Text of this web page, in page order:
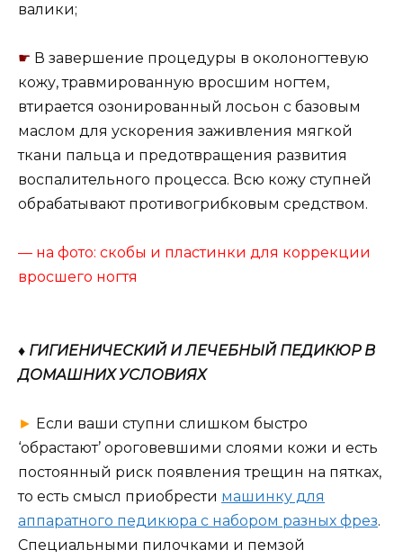
валики;
☛ В завершение процедуры в околоногтевую
кожу, травмированную вросшим ногтем,
втирается озонированный лосьон с базовым
маслом для ускорения заживления мягкой
ткани пальца и предотвращения развития
воспалительного процесса. Всю кожу ступней
обрабатывают противогрибковым средством.
— на фото: скобы и пластинки для коррекции
вросшего ногтя
♦ ГИГИЕНИЧЕСКИЙ И ЛЕЧЕБНЫЙ ПЕДИКЮР В
ДОМАШНИХ УСЛОВИЯХ
► Если ваши ступни слишком быстро
‘обрастают’ ороговевшими слоями кожи и есть
постоянный риск появления трещин на пятках,
то есть смысл приобрести машинку для
аппаратного педикюра с набором разных фрез.
Специальными пилочками и пемзой